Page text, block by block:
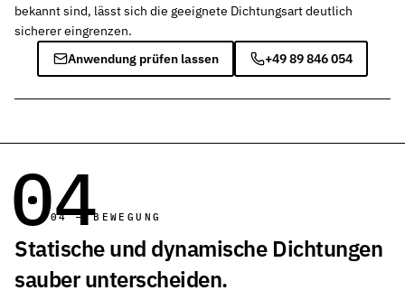
bekannt sind, lässt sich die geeignete Dichtungsart deutlich
sicherer eingrenzen.
Anwendung prüfen lassen
+49 89 846 054
04
04 — BEWEGUNG
Statische und dynamische Dichtungen
sauber unterscheiden.